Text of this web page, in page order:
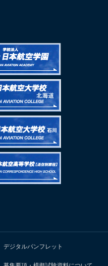
デジタルパンフレット